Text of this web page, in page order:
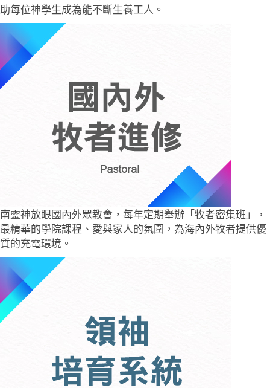
助每位神學生成為能不斷生養工人。
南靈神放眼國內外眾教會，每年定期舉辦「牧者密集班」，
最精華的學院課程、愛與家人的氛圍，為海內外牧者提供優
質的充電環境。